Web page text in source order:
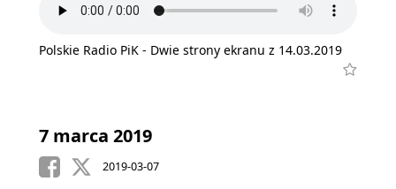
Polskie Radio PiK - Dwie strony ekranu z 14.03.2019
7 marca 2019
2019-03-07